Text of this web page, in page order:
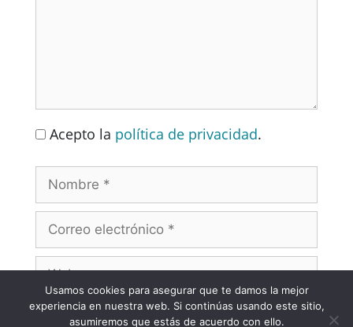
Acepto la política de privacidad.
Usamos cookies para asegurar que te damos la mejor
experiencia en nuestra web. Si continúas usando este sitio,
asumiremos que estás de acuerdo con ello.